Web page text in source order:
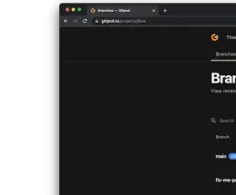
kod yazdığınız tek bir çalışma
yeni bir özelliği uygularken veya bir
alanı tek bir görev için oluşturulabilir.